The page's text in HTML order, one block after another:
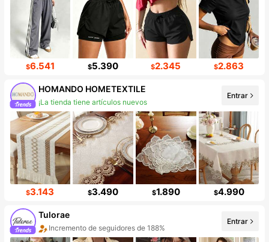
$6.541 $5.390 $2.345 $2.863
HOMANDO HOMETEXTILE
¡La tienda tiene artículos nuevos
Entrar
$3.143 $3.490 $1.890 $4.990
Tulorae
Incremento de seguidores de 188%
Aumento de ventasd de 247%
Entrar